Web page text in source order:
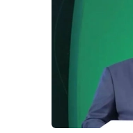
যুক্তরাষ্ট্র থেকে
ফেরত পাঠানো হলো